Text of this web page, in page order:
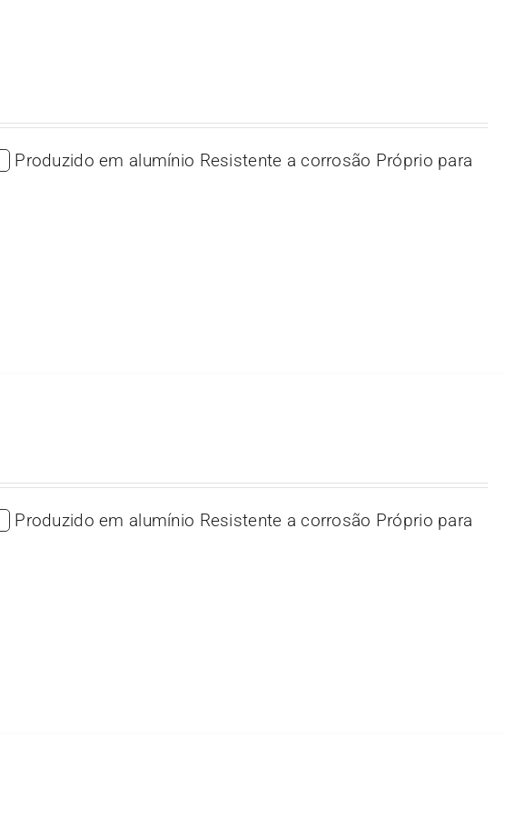
Produzido em alumínio Resistente a corrosão Próprio para
Produzido em alumínio Resistente a corrosão Próprio para